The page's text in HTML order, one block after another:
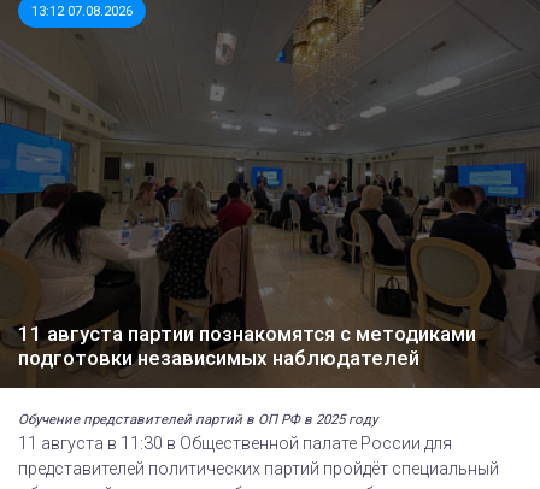
13:12 07.08.2026
11 августа партии познакомятся с методиками
подготовки независимых наблюдателей
Обучение представителей партий в ОП РФ в 2025 году
11 августа в 11:30 в Общественной палате России для
представителей политических партий пройдёт специальный